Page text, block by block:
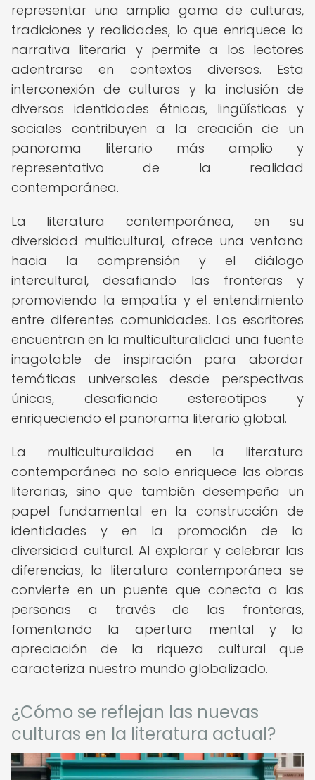
representar una amplia gama de culturas,
tradiciones y realidades, lo que enriquece la
narrativa literaria y permite a los lectores
adentrarse en contextos diversos. Esta
interconexión de culturas y la inclusión de
diversas identidades étnicas, lingüísticas y
sociales contribuyen a la creación de un
panorama literario más amplio y
representativo de la realidad
contemporánea.
La literatura contemporánea, en su
diversidad multicultural, ofrece una ventana
hacia la comprensión y el diálogo
intercultural, desafiando las fronteras y
promoviendo la empatía y el entendimiento
entre diferentes comunidades. Los escritores
encuentran en la multiculturalidad una fuente
inagotable de inspiración para abordar
temáticas universales desde perspectivas
únicas, desafiando estereotipos y
enriqueciendo el panorama literario global.
La multiculturalidad en la literatura
contemporánea no solo enriquece las obras
literarias, sino que también desempeña un
papel fundamental en la construcción de
identidades y en la promoción de la
diversidad cultural. Al explorar y celebrar las
diferencias, la literatura contemporánea se
convierte en un puente que conecta a las
personas a través de las fronteras,
fomentando la apertura mental y la
apreciación de la riqueza cultural que
caracteriza nuestro mundo globalizado.
¿Cómo se reflejan las nuevas
culturas en la literatura actual?